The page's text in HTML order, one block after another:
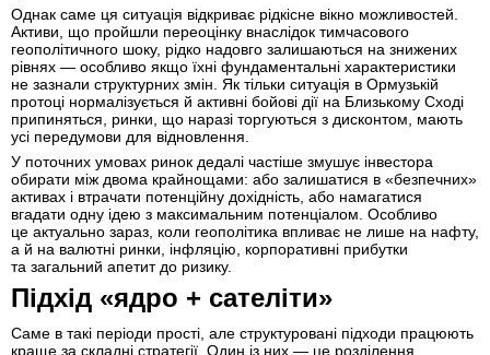
Однак саме ця ситуація відкриває рідкісне вікно можливостей.
Активи, що пройшли переоцінку внаслідок тимчасового
геополітичного шоку, рідко надовго залишаються на знижених
рівнях — особливо якщо їхні фундаментальні характеристики
не зазнали структурних змін. Як тільки ситуація в Ормузькій
протоці нормалізується й активні бойові дії на Близькому Сході
припиняться, ринки, що наразі торгуються з дисконтом, мають
усі передумови для відновлення.
У поточних умовах ринок дедалі частіше змушує інвестора
обирати між двома крайнощами: або залишатися в «безпечних»
активах і втрачати потенційну дохідність, або намагатися
вгадати одну ідею з максимальним потенціалом. Особливо
це актуально зараз, коли геополітика впливає не лише на нафту,
а й на валютні ринки, інфляцію, корпоративні прибутки
та загальний апетит до ризику.
Підхід «ядро + сателіти»
Саме в такі періоди прості, але структуровані підходи працюють
краще за складні стратегії. Один із них — це розділення